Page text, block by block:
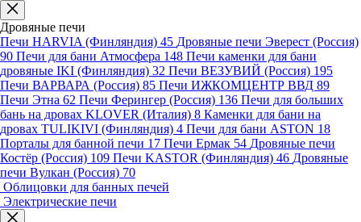
Дровяные печи
Печи HARVIA (Финляндия) 45 Дровяные печи Эверест (Россия)
90 Печи для бани Атмосфера 148 Печи каменки для бани
дровяные IKI (Финляндия) 32 Печи ВЕЗУВИЙ (Россия) 195
Печи ВАРВАРА (Россия) 85 Печи ИЖКОМЦЕНТР ВВД 89
Печи Этна 62 Печи Ферингер (Россия) 136 Печи для больших
бань на дровах KLOVER (Италия) 8 Каменки для бани на
дровах TULIKIVI (Финляндия) 4 Печи для бани ASTON 18
Порталы для банной печи 17 Печи Ермак 54 Дровяные печи
Костёр (Россия) 109 Печи KASTOR (Финляндия) 46 Дровяные
печи Вулкан (Россия) 70
Облицовки для банных печей
Электрические печи